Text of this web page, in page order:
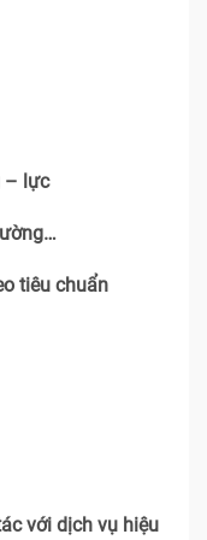
– lực
tiêu chuẩn
với dịch vụ hiệu